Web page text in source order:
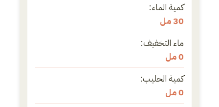
كمية الماء:
30 مل
ماء التخفيف:
0 مل
كمية الحليب:
0 مل